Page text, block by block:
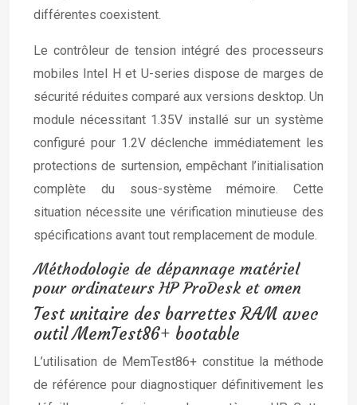
différentes coexistent.
Le contrôleur de tension intégré des processeurs
mobiles Intel H et U-series dispose de marges de
sécurité réduites comparé aux versions desktop. Un
module nécessitant 1.35V installé sur un système
configuré pour 1.2V déclenche immédiatement les
protections de surtension, empêchant l’initialisation
complète du sous-système mémoire. Cette
situation nécessite une vérification minutieuse des
spécifications avant tout remplacement de module.
Méthodologie de dépannage matériel
pour ordinateurs HP ProDesk et omen
Test unitaire des barrettes RAM avec
outil MemTest86+ bootable
L’utilisation de MemTest86+ constitue la méthode
de référence pour diagnostiquer définitivement les